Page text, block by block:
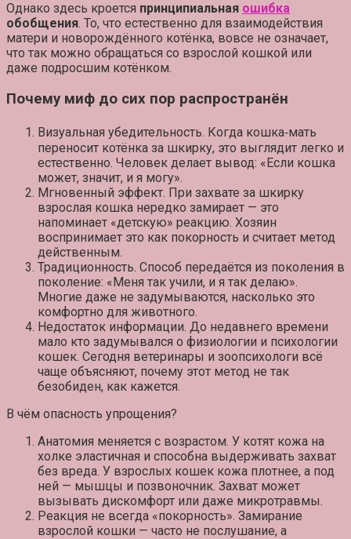
Однако здесь кроется принципиальная ошибка
обобщения. То, что естественно для взаимодействия
матери и новорождённого котёнка, вовсе не означает,
что так можно обращаться со взрослой кошкой или
даже подросшим котёнком.
Почему миф до сих пор распространён
Визуальная убедительность. Когда кошка‑мать
переносит котёнка за шкирку, это выглядит легко и
естественно. Человек делает вывод: «Если кошка
может, значит, и я могу».
Мгновенный эффект. При захвате за шкирку
взрослая кошка нередко замирает — это
напоминает «детскую» реакцию. Хозяин
воспринимает это как покорность и считает метод
действенным.
Традиционность. Способ передаётся из поколения в
поколение: «Меня так учили, и я так делаю».
Многие даже не задумываются, насколько это
комфортно для животного.
Недостаток информации. До недавнего времени
мало кто задумывался о физиологии и психологии
кошек. Сегодня ветеринары и зоопсихологи всё
чаще объясняют, почему этот метод не так
безобиден, как кажется.
В чём опасность упрощения?
Анатомия меняется с возрастом. У котят кожа на
холке эластичная и способна выдерживать захват
без вреда. У взрослых кошек кожа плотнее, а под
ней — мышцы и позвоночник. Захват может
вызывать дискомфорт или даже микротравмы.
Реакция не всегда «покорность». Замирание
взрослой кошки — часто не послушание, а